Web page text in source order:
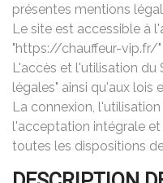
présentes mentions
Le site est accessible à
"https://chauffeur-vip.fr/"
L'accès et l'utilisation du
légales" ainsi qu'aux
La connexion,
l'acceptation intégrale
toutes les dispositions